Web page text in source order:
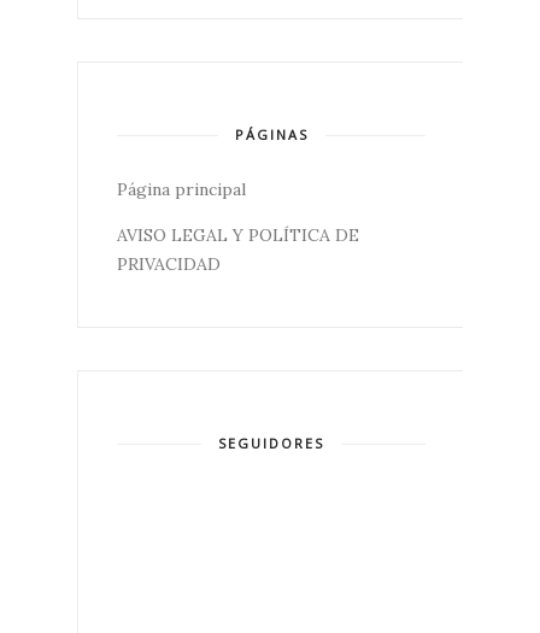
PÁGINAS
Página principal
AVISO LEGAL Y POLÍTICA DE
PRIVACIDAD
SEGUIDORES